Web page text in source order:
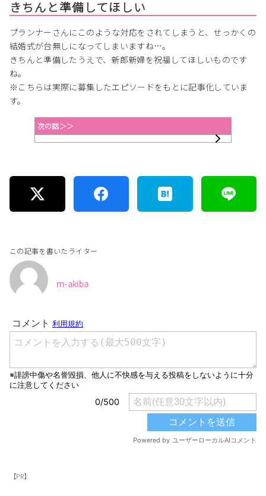
きちんと準備してほしい
プランナーさんにこのような対応をされてしまうと、せっかくの
結婚式が台無しになってしまいますね…。
きちんと準備したうえで、新郎新婦を祝福してほしいものです
ね。
※こちらは実際に募集したエピソードをもとに記事化していま
す。
次の話＞＞
この記事を書いたライター
m-akiba
【PR】